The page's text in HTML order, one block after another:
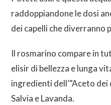
raddoppiandone le dosi
dei capelli che diverranno
Il rosmarino compare in
elisir di bellezza e lunga
ingredienti dell’”Aceto
Salvia e Lavanda.